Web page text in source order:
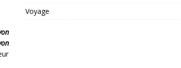
Voyage